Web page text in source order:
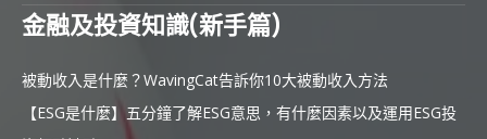
金融及投資知識(新手篇)
被動收入是什麼？WavingCat告訴你10大被動收入方法
【ESG是什麼】五分鐘了解ESG意思，有什麼因素以及運用ESG投